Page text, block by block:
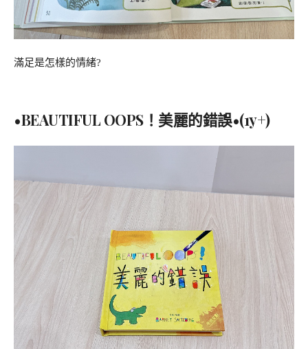
滿足是怎樣的情緒?
•BEAUTIFUL OOPS！美麗的錯誤•(1y+)